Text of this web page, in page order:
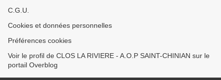
C.G.U.
Cookies et données personnelles
Préférences cookies
Voir le profil de CLOS LA RIVIERE - A.O.P SAINT-CHINIAN sur le
portail Overblog